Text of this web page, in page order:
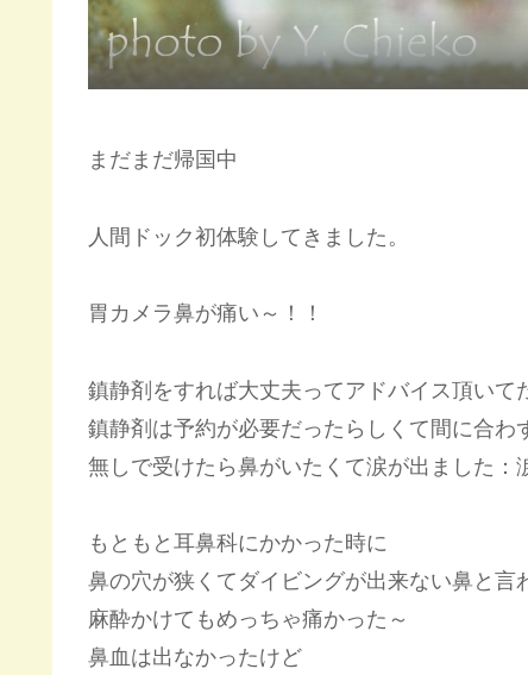
まだまだ帰国中
人間ドック初体験してきました。
胃カメラ鼻が痛い～！！
鎮静剤をすれば大丈夫ってアドバイス頂いて
鎮静剤は予約が必要だったらしくて間に合わ
無しで受けたら鼻がいたくて涙が出ました：
もともと耳鼻科にかかった時に
鼻の穴が狭くてダイビングが出来ない鼻と言
麻酔かけてもめっちゃ痛かった～
鼻血は出なかったけど